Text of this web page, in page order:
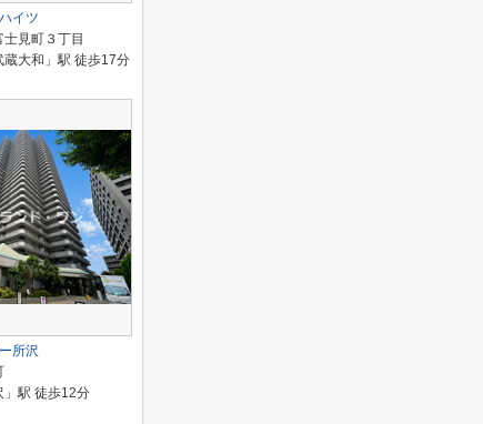
イツ
見町３丁目
大和」駅 徒歩17分
所沢
」駅 徒歩12分